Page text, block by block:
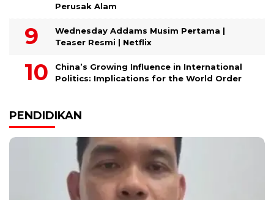
Perusak Alam
Wednesday Addams Musim Pertama |
Teaser Resmi | Netflix
China’s Growing Influence in International
Politics: Implications for the World Order
PENDIDIKAN